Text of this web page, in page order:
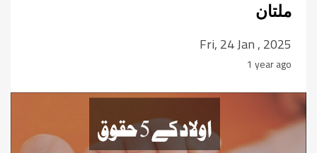
ملتان
Fri, 24 Jan , 2025
1 year ago